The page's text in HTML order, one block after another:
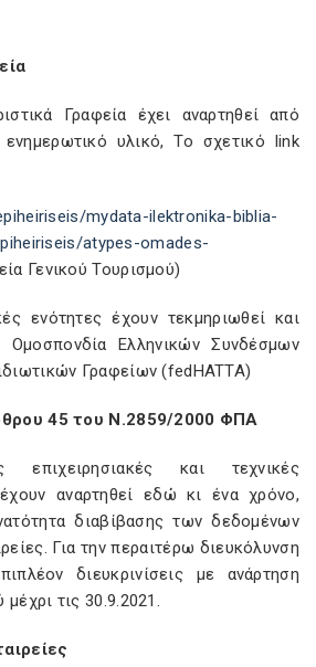
Γραφεία έχει αναρτηθεί από
υλικό, Το σχετικό link
mydata-ilektronika-biblia-
atypes-omades-
Γενικού Τουρισμού)
ενότητες έχουν τεκμηριωθεί και
Ελληνικών Συνδέσμων
Γραφείων (fedHATTA)
45 του Ν.2859/2000 ΦΠΑ
και τεχνικές
αναρτηθεί εδώ κι ένα χρόνο,
διαβίβασης των δεδομένων
Για την περαιτέρω διευκόλυνση
διευκρινίσεις με ανάρτηση
τις 30.9.2021.